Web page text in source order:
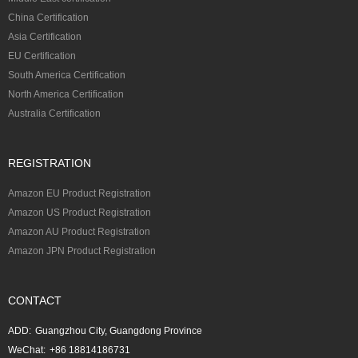
China Certification
Asia Certification
EU Certification
South America Certification
North America Certification
Australia Certification
REGISTRATION
Amazon EU Product Registration
Amazon US Product Registration
Amazon AU Product Registration
Amazon JPN Product Registration
CONTACT
ADD: Guangzhou City, Guangdong Province
WeChat: +86 18814186731